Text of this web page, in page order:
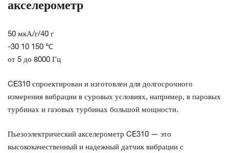
акселерометр
50 мкА/г/40 г
-30 10 150 ℃
от 5 до 8000 Гц
CE310 спроектирован и изготовлен для долгосрочного
измерения вибрации в суровых условиях, например, в паровых
турбинах и газовых турбинах большой мощности.
Пьезоэлектрический акселерометр CE310 — это
высококачественный и надежный датчик вибрации с